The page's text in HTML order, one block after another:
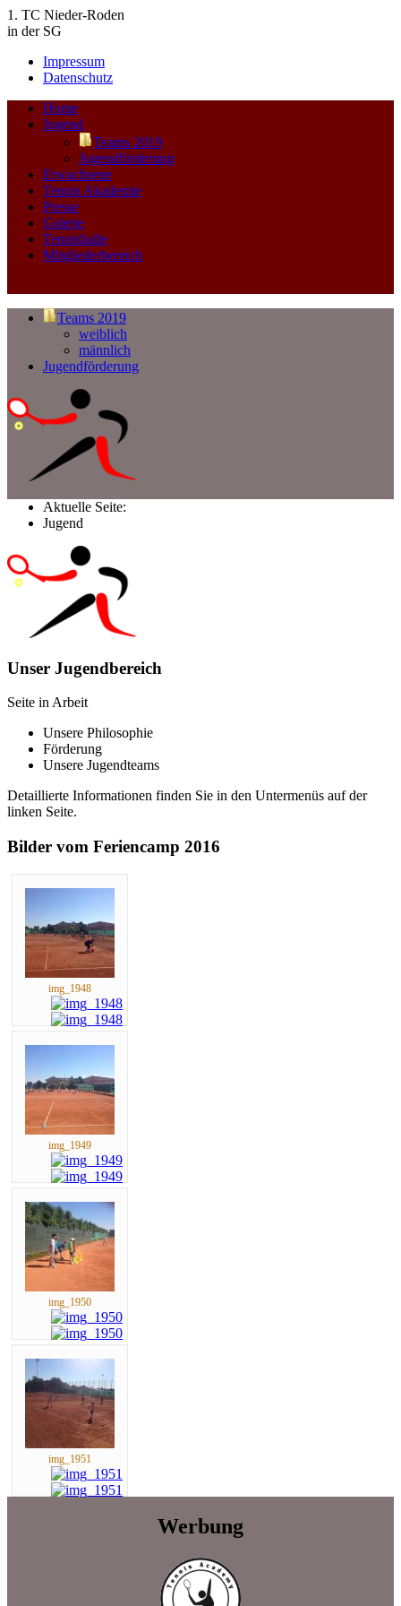
1. TC Nieder-Roden
in der SG
Impressum
Datenschutz
Home
Jugend
Teams 2019
Jugendförderung
Erwachsene
Tennis Akademie
Presse
Galerie
Tennishalle
Mitgliederbereich
Teams 2019
weiblich
männlich
Jugendförderung
Aktuelle Seite:
Jugend
Unser Jugendbereich
Seite in Arbeit
Unsere Philosophie
Förderung
Unsere Jugendteams
Detaillierte Informationen finden Sie in den Untermenüs auf der
linken Seite.
Bilder vom Feriencamp 2016
img_1948
img_1949
img_1950
img_1951
Werbung